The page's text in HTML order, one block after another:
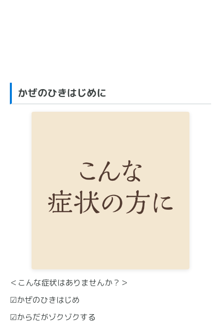
かぜのひきはじめに
＜こんな症状はありませんか？＞
☑かぜのひきはじめ
☑からだがゾクゾクする